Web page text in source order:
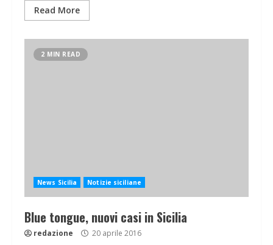
Read More
2 MIN READ
News Sicilia Notizie siciliane
Blue tongue, nuovi casi in Sicilia
redazione 20 aprile 2016